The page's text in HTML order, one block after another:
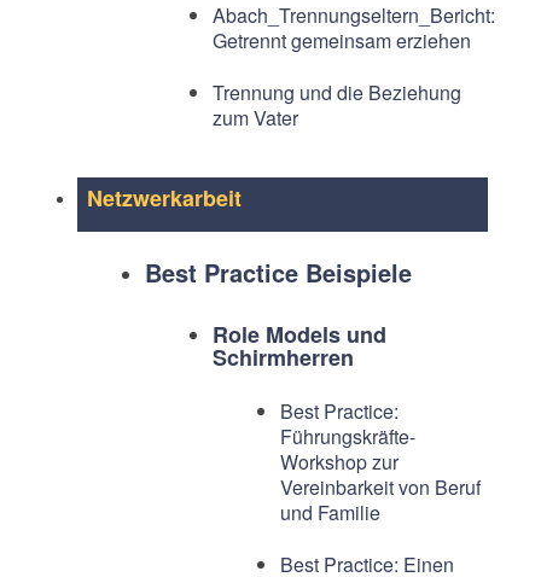
Abach_Trennungseltern_Bericht:
Getrennt gemeinsam erziehen
Trennung und die Beziehung
zum Vater
Netzwerkarbeit
Best Practice Beispiele
Role Models und
Schirmherren
Best Practice:
Führungskräfte-
Workshop zur
Vereinbarkeit von Beruf
und Familie
Best Practice: Einen